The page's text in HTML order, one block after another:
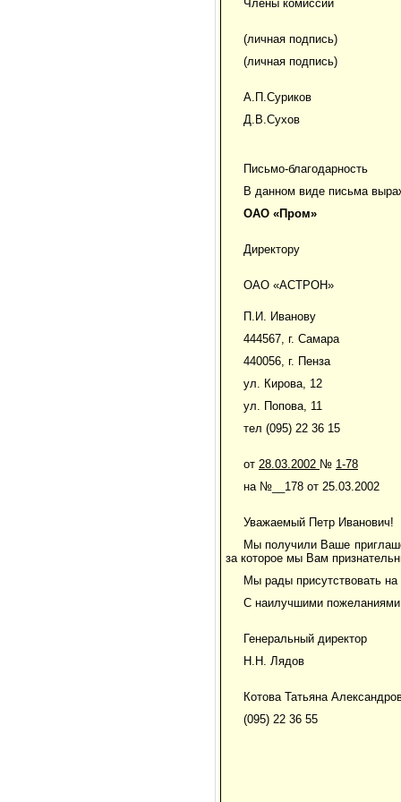
Члены комиссии
(личная подпись)
(личная подпись)
А.П.Суриков
Д.В.Сухов
Письмо-благодарность
В данном виде письма
ОАО «Пром»
Директору
ОАО «АСТРОН»
П.И. Иванову
444567, г. Самара
440056, г. Пенза
ул. Кирова, 12
ул. Попова, 11
тел (095) 22 36 15
от 28.03.2002 № 1-78
на №__178 от 25.03.2002
Уважаемый Петр Иванович!
Мы получили Ваше
за которое мы Вам
Мы рады присутствовать
С наилучшими
Генеральный директор
Н.Н. Лядов
Котова Татьяна
(095) 22 36 55